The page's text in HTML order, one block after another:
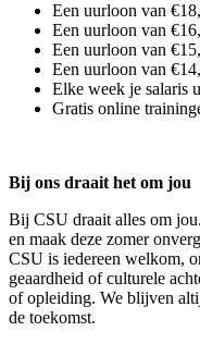
Een uurloon van
Een uurloon van
Een uurloon van
Een uurloon van
Elke week je salaris
Gratis online
Bij ons draait het om jou
Bij CSU draait alles om
en maak deze zomer
CSU is iedereen welkom,
geaardheid of culturele
of opleiding. We blijven
de toekomst.